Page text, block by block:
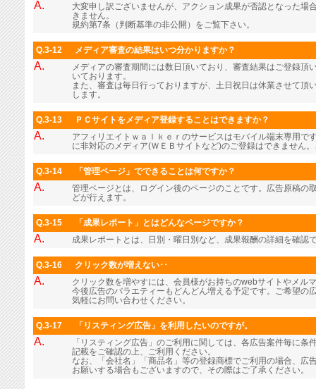
A.
大変申し訳ございませんが、アクション成果が否認となった場
きません。
規約第7条（判断基準の非公開）をご覧下さい。
Q.3-12 メディア審査の結果はいつ分かりますか？
A.
メディアの審査期間には数日頂いており、審査結果はご登録頂
いております。
また、審査は毎日行っておりますが、土日祝日は休業させて頂
します。
Q.3-13 ＰＣサイトをメディア登録することはできますか？
A.
アフィリエイトｗａｌｋｅｒのサービスはモバイル端末専用で
に非対応のメディア(ＷＥＢサイトなど)のご登録はできません
Q.3-14 「管理ページ」でできることは何ですか？
A.
管理ページとは、ログイン後のページのことです。広告原稿の
どが行えます。
Q.3-15 「成果レポート」とはどんなページですか？
A. 成果レポートとは、日別・曜日別など、成果報酬の詳細を確認
Q.3-16 クリック数が増えない･･
A.
クリック数を増やすには、会員様がお持ちのwebサイトやメル
今後広告のバラエティーもどんどん増える予定です。ご希望の
気軽にお問い合わせください。
Q.3-17 「リスティング広告」を利用したいのですが。
A.
「リスティング広告」のご利用に関しては、各広告案件毎に
記載をご確認の上、ご利用ください。
なお、「会社名」「商品名」等の登録商標でご利用の場合、広
お願いする場合もございますので、その際はご了承ください。